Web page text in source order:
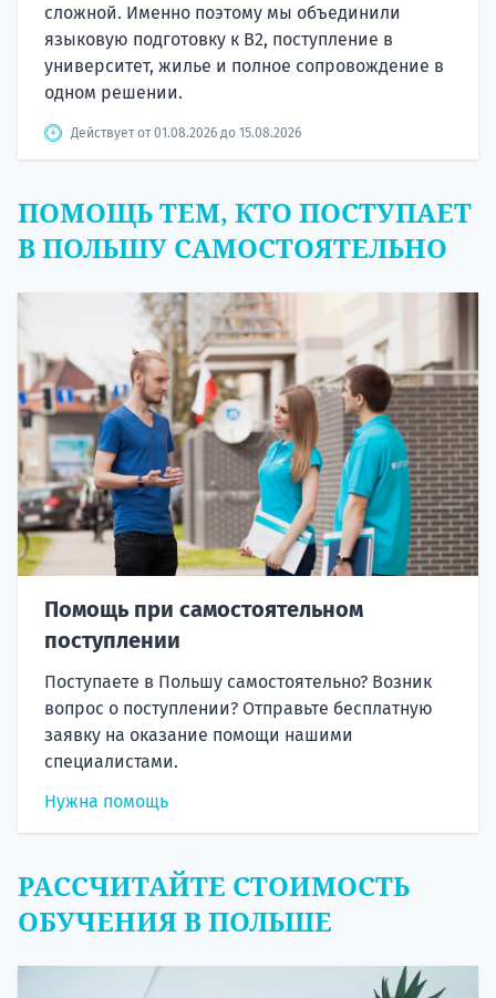
сложной. Именно поэтому мы объединили
языковую подготовку к В2, поступление в
университет, жилье и полное сопровождение в
одном решении.
Действует от 01.08.2026 до 15.08.2026
ПОМОЩЬ ТЕМ, КТО ПОСТУПАЕТ
В ПОЛЬШУ САМОСТОЯТЕЛЬНО
Помощь при самостоятельном
поступлении
Поступаете в Польшу самостоятельно? Возник
вопрос о поступлении? Отправьте бесплатную
заявку на оказание помощи нашими
специалистами.
Нужна помощь
РАССЧИТАЙТЕ СТОИМОСТЬ
ОБУЧЕНИЯ В ПОЛЬШЕ